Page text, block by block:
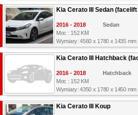
Kia Cerato III Sedan
2016 - 2018
Sedan
Moc : 152 KM
Wymiary: 4560 x 1780 x 1435 mm
Kia Cerato III Hatchback
2016 - 2018
Hatchback
Moc : 152 KM
Wymiary: 4350 x 1780 x 1450 mm
Kia Cerato III Koup